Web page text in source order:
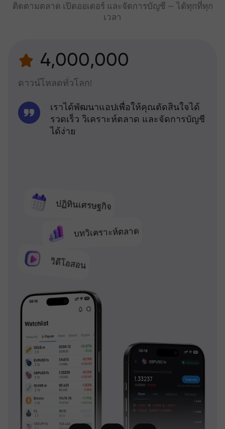
ติดตามตลาด เปิดออเดอร์ และจัดการบัญชี — ได้ทุกที่ทุก
เวลา
4,000,000
ดาวน์โหลดทั่วโลก!
ปฏิทินเศรษฐกิจ
บทวิเคราะห์ตลาด
วิดีโอสอน
เราได้พัฒนาแอปเพื่อให้คุณตัดสินใจได้
รวดเร็ว วิเคราะห์ตลาด และจัดการบัญชี
ได้ง่าย